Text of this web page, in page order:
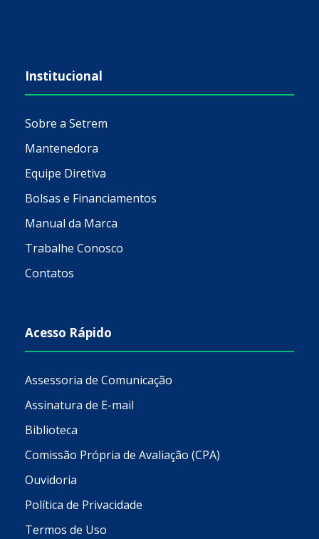
Institucional
Sobre a Setrem
Mantenedora
Equipe Diretiva
Bolsas e Financiamentos
Manual da Marca
Trabalhe Conosco
Contatos
Acesso Rápido
Assessoria de Comunicação
Assinatura de E-mail
Biblioteca
Comissão Própria de Avaliação (CPA)
Ouvidoria
Política de Privacidade
Termos de Uso